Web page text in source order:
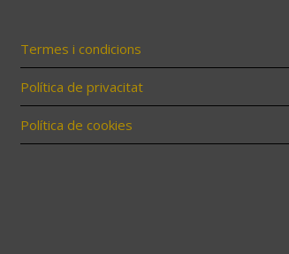
Termes i condicions
Política de privacitat
Política de cookies